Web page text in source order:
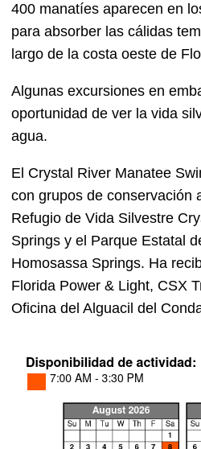
400 manatíes aparecen en
para absorber las cálidas
largo de la costa oeste de
Algunas excursiones en
oportunidad de ver la vida
agua.
El Crystal River Manatee
con grupos de conservación
Refugio de Vida Silvestre
Springs y el Parque Estatal
Homosassa Springs. Ha
Florida Power & Light, CSX
Oficina del Alguacil del